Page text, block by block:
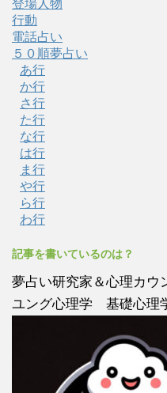
登場人物
行動
電話占い
５０順夢占い
あ行
か行
さ行
た行
な行
は行
ま行
や行
ら行
わ行
記事を書いているのは？
夢占い研究家＆心理カ
ユング心理学 基礎心理